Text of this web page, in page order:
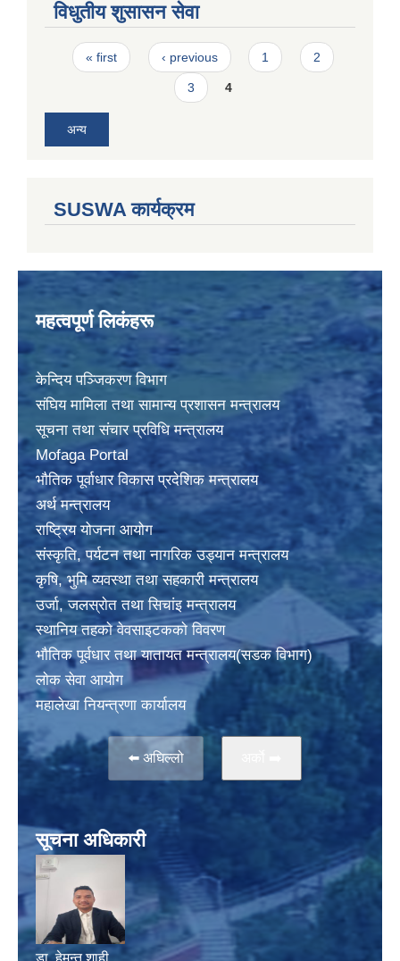
विधुतीय शुसासन सेवा
Pages
« first ‹ previous 1 2
3 4
अन्य
SUSWA कार्यक्रम
महत्वपूर्ण लिकंहरू
केन्दिय पञ्जिकरण विभाग
संघिय मामिला तथा सामान्य प्रशासन मन्त्रालय
सूचना तथा संचार प्रविधि मन्त्रालय
Mofaga Portal
भाैतिक पूर्वाधार विकास प्रदेशिक मन्त्रालय
अर्थ मन्त्रालय
राष्ट्रिय योजना आयोग
संस्कृति, पर्यटन तथा नागरिक उड्यान मन्त्रालय
कृषि, भुमि व्यवस्था तथा सहकारी मन्त्रालय
उर्जा, जलस्राेत तथा सिचांइ मन्त्रालय
स्थानिय तहकाे वेवसाइटककाे विवरण
भाैतिक पूर्वधार तथा यातायत मन्त्रालय(सडक विभाग)
लाेक सेवा आयोग
महालेखा नियन्त्रणा कार्यालय
⬅️ अघिल्लो
सूचना अधिकारी
डा. हेमन्त शाही